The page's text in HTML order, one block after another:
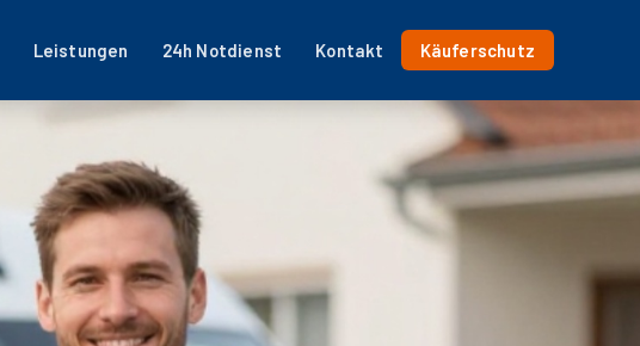
Leistungen 24h Notdienst Kontakt Käuferschutz